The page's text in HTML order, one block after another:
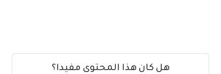
هل كان هذا المحتوى مفيدا؟